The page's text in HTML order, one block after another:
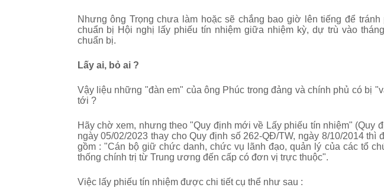
Nhưng ông Trọng chưa làm hoặc sẽ chắng bao giờ lên tiếng để
chuẩn bị Hội nghị lấy phiếu tín nhiệm giữa nhiệm kỳ, dự trù vào
chuẩn bị.
Lấy ai, bỏ ai ?
Vậy liệu những "đàn em" của ông Phúc trong đảng và chính phủ có bị
tới ?
Hãy chờ xem, nhưng theo "Quy định mới về Lấy phiếu tín nhiệm" (Quy
ngày 05/02/2023 thay choQuy định số 262-QĐ/TW, ngày 8/10/2014 thì
gồm : "Cán bộ giữ chức danh, chức vụ lãnh đạo, quản lý của các tổ
thống chính trị từ Trung ương đến cấp có đơn vị trực thuộc".
Việc lấy phiếu tín nhiệm được chi tiết cụ thể như sau :